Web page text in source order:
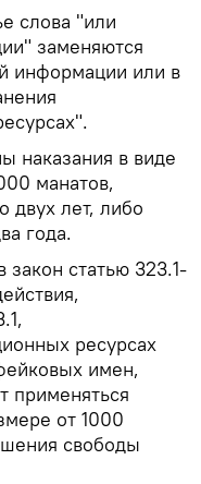
слова "или
заменяются
информации или в
наказания в виде
манатов,
двух лет, либо
года.
закон статью 323.1-
ресурсах
имен,
применяться
от 1000
свободы